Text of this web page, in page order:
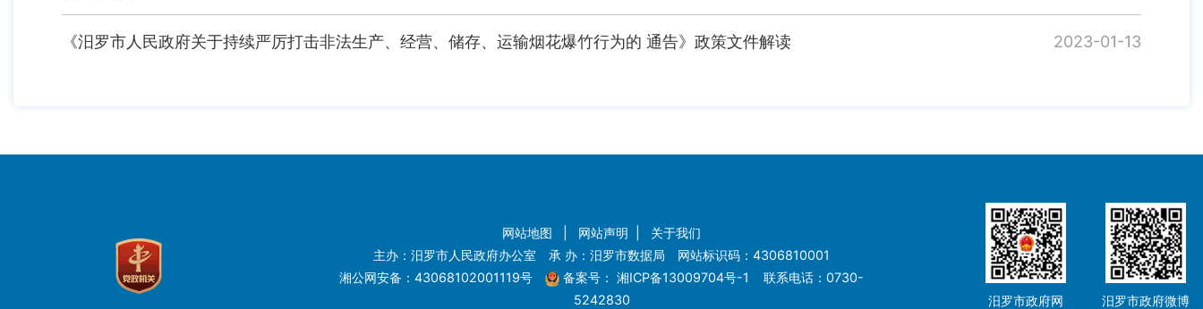
《汨罗市人民政府关于持续严厉打击非法生产、经营、储存、运输烟花爆竹行为的 通告》政策文件解读 2023-01-13
网站地图 网站声明
关于我们
主办：汨罗市人民政府办公室 承 办：汨罗市数据局 网站标识码：4306810001
湘公网安备：43068102001119号
备案号： 湘ICP备13009704号-1
联系电话：0730-
5242830
汨罗市政府网 汨罗市政府微博